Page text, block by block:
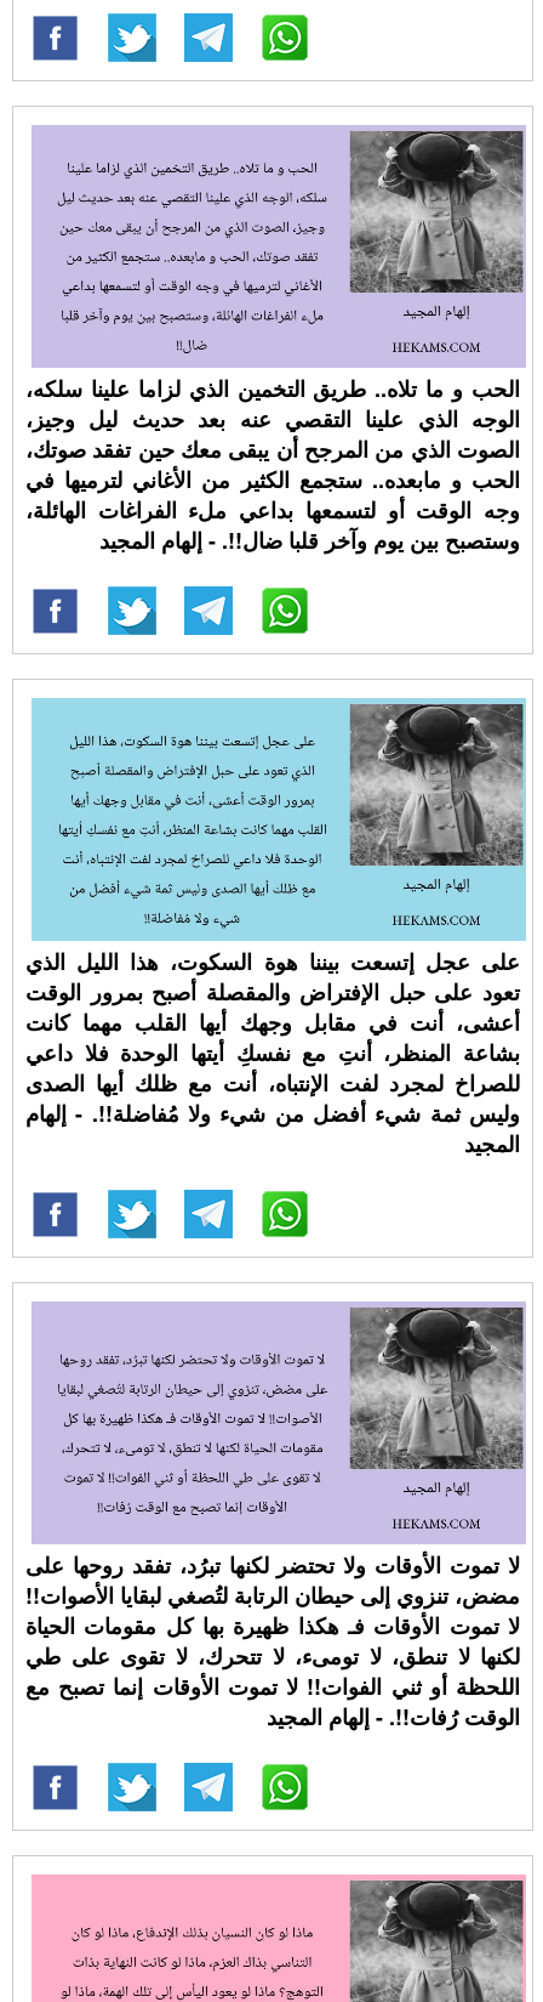
الحب و ما تلاه.. طريق التخمين الذي لزاما علينا سلكه،
الوجه الذي علينا التقصي عنه بعد حديث ليل وجيز،
الصوت الذي من المرجح أن يبقى معك حين تفقد صوتك،
الحب و مابعده.. ستجمع الكثير من الأغاني لترميها في
وجه الوقت أو لتسمعها بداعي ملء الفراغات الهائلة،
وستصبح بين يوم وآخر قلبا ضال!!. - إلهام المجيد
على عجل إتسعت بيننا هوة السكوت، هذا الليل الذي
تعود على حبل الإفتراض والمقصلة أصبح بمرور الوقت
أعشى، أنت في مقابل وجهك أيها القلب مهما كانت
بشاعة المنظر، أنتِ مع نفسكِ أيتها الوحدة فلا داعي
للصراخ لمجرد لفت الإنتباه، أنت مع ظلك أيها الصدى
وليس ثمة شيء أفضل من شيء ولا مُفاضلة!!. - إلهام
المجيد
لا تموت الأوقات ولا تحتضر لكنها تبرُد، تفقد روحها على
مضض، تنزوي إلى حيطان الرتابة لتُصغي لبقايا الأصوات!!
لا تموت الأوقات فـ هكذا ظهيرة بها كل مقومات الحياة
لكنها لا تنطق، لا تومىء، لا تتحرك، لا تقوى على طي
اللحظة أو ثني الفوات!! لا تموت الأوقات إنما تصبح مع
الوقت رُفات!!. - إلهام المجيد